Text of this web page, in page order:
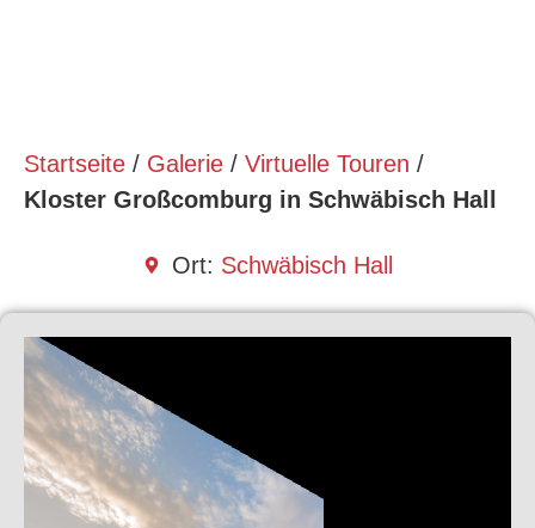
Startseite / Galerie / Virtuelle Touren /
Kloster Großcomburg in Schwäbisch Hall
Ort: Schwäbisch Hall